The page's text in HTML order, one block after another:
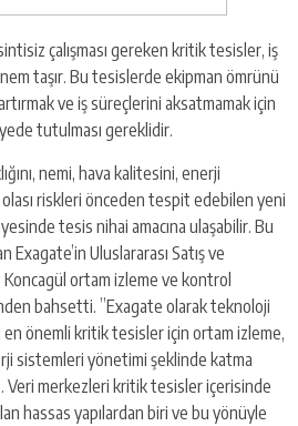
çalışması gereken kritik tesisler, iş
taşır. Bu tesislerde ekipman ömrünü
ve iş süreçlerini aksatmamak için
tutulması gereklidir.
nemi, hava kalitesini, enerji
riskleri önceden tespit edebilen yeni
tesis nihai amacına ulaşabilir. Bu
Uluslararası Satış ve
ortam izleme ve kontrol
bahsetti. ”Exagate olarak teknoloji
önemli kritik tesisler için ortam izleme,
sistemleri yönetimi şeklinde katma
Veri merkezleri kritik tesisler içerisinde
hassas yapılardan biri ve bu yönüyle